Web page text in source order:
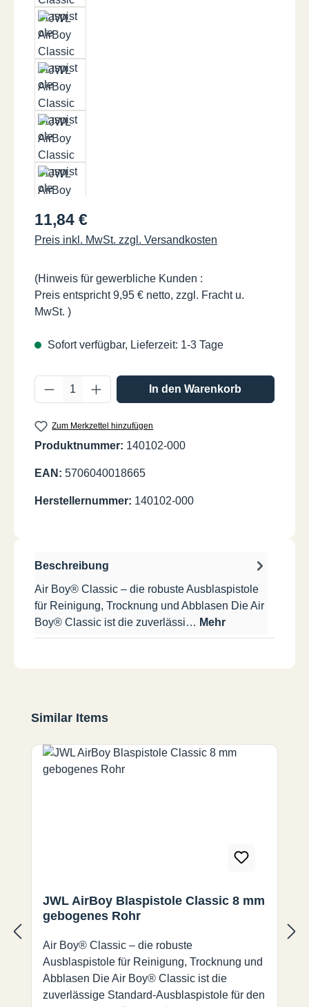
Regulärer Preis:
11,84 €
Preis inkl. MwSt. zzgl. Versandkosten
(Hinweis für gewerbliche Kunden :
Preis entspricht 9,95 € netto, zzgl. Fracht u.
MwSt. )
Sofort verfügbar, Lieferzeit: 1-3 Tage
Produkt Anzahl: Gib den gewünschten
In den Warenkorb
Zum Merkzettel hinzufügen
Produktnummer: 140102-000
EAN: 5706040018665
Herstellernummer: 140102-000
Beschreibung
Air Boy® Classic – die robuste Ausblaspistole
für Reinigung, Trocknung und Abblasen Die Air
Boy® Classic ist die zuverlässi… Mehr
Produktgalerie überspringen
Similar Items
JWL AirBoy Blaspistole Classic 8 mm
gebogenes Rohr
Air Boy® Classic – die robuste
Ausblaspistole für Reinigung, Trocknung und
Abblasen Die Air Boy® Classic ist die
zuverlässige Standard-Ausblaspistole für den